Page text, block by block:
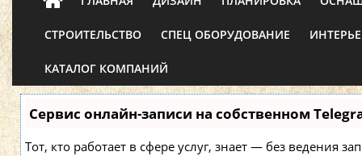
СТРОИТЕЛЬСТВО СПЕЦ ОБОРУДОВАНИЕ
КАТАЛОГ КОМПАНИЙ
Сервис онлайн-записи на собственном
Тот, кто работает в сфере услуг, знает — без ведения